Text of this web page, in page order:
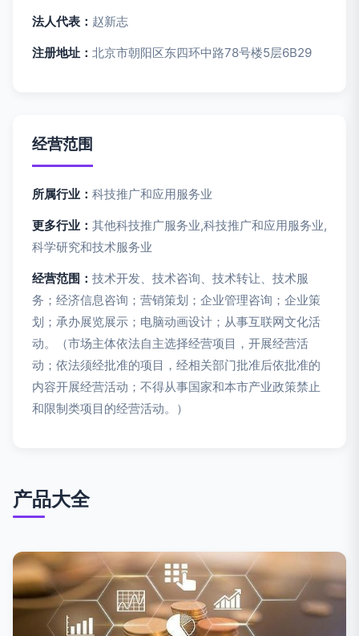
法人代表： 赵新志
注册地址： 北京市朝阳区东四环中路78号楼5层6B29
经营范围
所属行业： 科技推广和应用服务业
更多行业： 其他科技推广服务业,科技推广和应用服务业,
科学研究和技术服务业
经营范围： 技术开发、技术咨询、技术转让、技术服
务；经济信息咨询；营销策划；企业管理咨询；企业策
划；承办展览展示；电脑动画设计；从事互联网文化活
动。（市场主体依法自主选择经营项目，开展经营活
动；依法须经批准的项目，经相关部门批准后依批准的
内容开展经营活动；不得从事国家和本市产业政策禁止
和限制类项目的经营活动。）
产品大全